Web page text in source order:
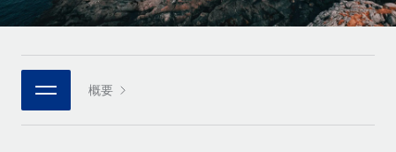
接続 新しい
当社のMCPを使用して、あらゆるAIツールをRemoteに接続
統合
基本的なビジネスツールを活用して業務プロセスを効率化す
パートナーに登録
戦略的テクノロジーパートナー
グローバルな人事機能を柔軟に自社プラットフォームへ統合
チェックリストおよびテンプレート
職務内容ライブラリ
ウェビナー
イベント
Português (Portugal)
日本語
한국어 概要